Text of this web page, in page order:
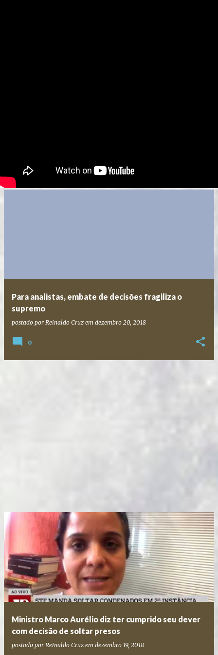
Para analistas, embate de decisões fragiliza o
supremo
postado por Reinaldo Cruz em dezembro 20, 2018
0
Ministro Marco Aurélio diz ter cumprido seu dever
com decisão de soltar presos
postado por Reinaldo Cruz em dezembro 19, 2018